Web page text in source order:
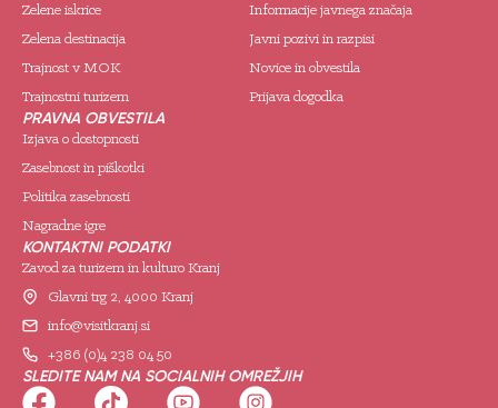
Zelene iskrice
Zelena destinacija
Trajnost v MOK
Trajnostni turizem
Informacije javnega značaja
Javni pozivi in razpisi
Novice in obvestila
Prijava dogodka
PRAVNA OBVESTILA
Izjava o dostopnosti
Zasebnost in piškotki
Politika zasebnosti
Nagradne igre
KONTAKTNI PODATKI
Zavod za turizem in kulturo Kranj
Glavni trg 2, 4000 Kranj
info@visitkranj.si
+386 (0)4 238 04 50
SLEDITE NAM NA SOCIALNIH OMREŽJIH